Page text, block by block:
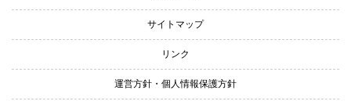
サイトマップ
リンク
運営方針・個人情報保護方針